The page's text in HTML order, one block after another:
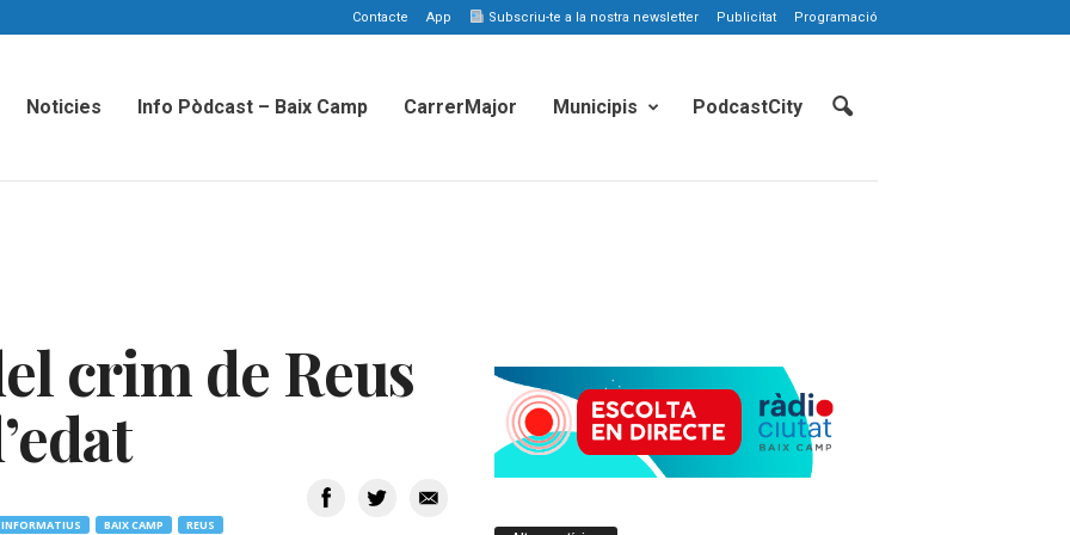
Contacte App Subscriu-te a la nostra newsletter Publicitat Programació
Noticies Info Pòdcast – Baix Camp CarrerMajor Municipis PodcastCity
crim de Reus
INFORMATIUS BAIX CAMP REUS